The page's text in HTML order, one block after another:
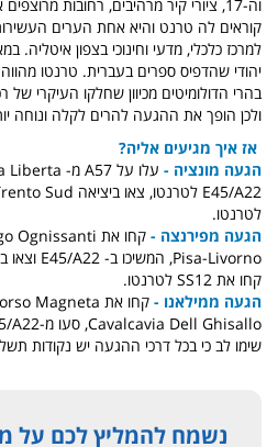
וה-17, ציורי קיר מרהיבים, רחובות
קוראים לה טרנט והיא אחת הערים
יהודי שהדפיס ספרים בעברית. טרנטו מהווה
בהרי הדולומיטים מכיוון שחלקו העיקרי
ולכן הופך את ההגעה להרים לקלה ונוחה
אז איך מגיעים אליה?
הגעה מונציה -
לטרנטו.
הגעה מפירנצה -
קחו את SS12 לטרנטו.
הגעה ממילאנו -
Cavalcavia Dell Ghisallo, סעו מ-E45/A22 לטרנטו.
שימו לב כי בכל דרכי ההגעה יש נקודות
נשמח להמליץ לכם על